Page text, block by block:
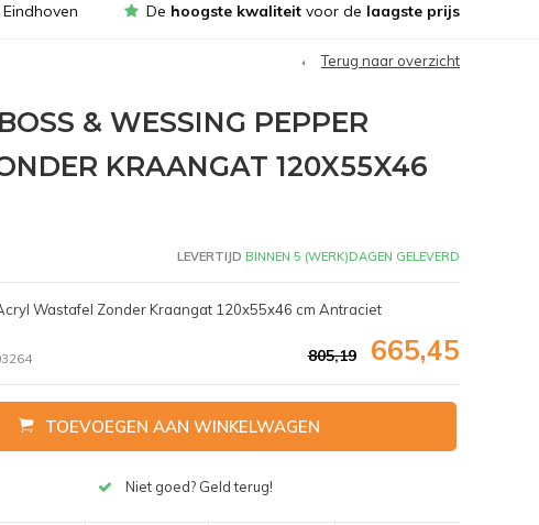
De hoogste kwaliteit voor de laagste prijs
Terug naar overzicht
& WESSING PEPPER
KRAANGAT 120X55X46
LEVERTIJD BINNEN 5 (WERK)DAGEN GELEVERD
Wastafel Zonder Kraangat 120x55x46 cm Antraciet
805,19 665,45
TOEVOEGEN AAN WINKELWAGEN
Niet goed? Geld terug!